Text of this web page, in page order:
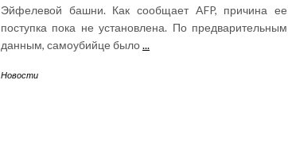
Эйфелевой башни. Как сообщает AFP, причина ее
поступка пока не установлена. По предварительным
данным, самоубийце было...
Новости